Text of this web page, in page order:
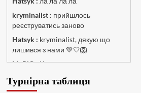
kryminalist : прийшлось
реєструватись заново
Hatsyk : kryminalist, дякую що
лишився з нами 💚🤍🦁
MaRiO :Чат потрохи оживає, то
MaRiO :
Знов у клубі бардак...
Турнірна таблиця